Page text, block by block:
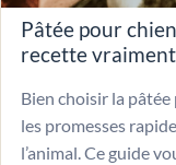
Pâtée pour
recette
Bien choisir la
les promesses
l’animal. Ce guide